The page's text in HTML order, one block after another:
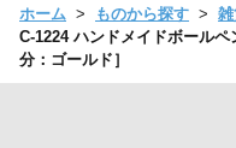
ホーム ものから探す
C-1224 ハンドメイドボール
分：ゴールド］